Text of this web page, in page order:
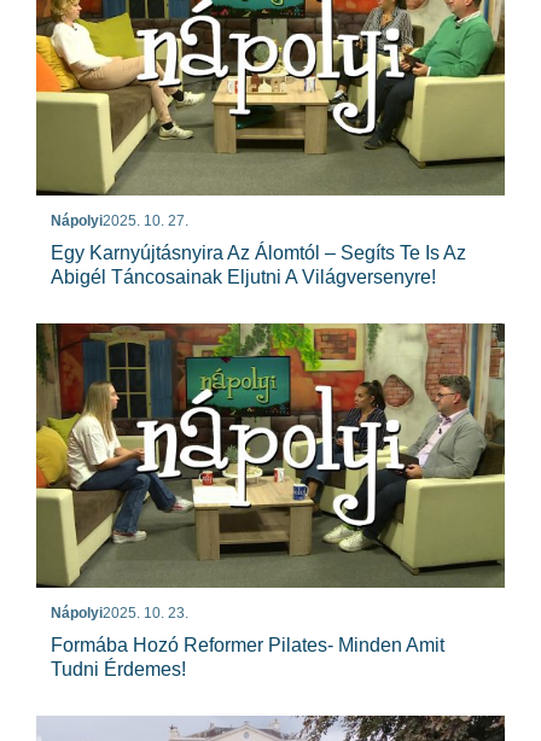
Nápolyi2025. 10. 27.
Egy Karnyújtásnyira Az Álomtól – Segíts Te Is Az
Abigél Táncosainak Eljutni A Világversenyre!
Nápolyi2025. 10. 23.
Formába Hozó Reformer Pilates- Minden Amit
Tudni Érdemes!